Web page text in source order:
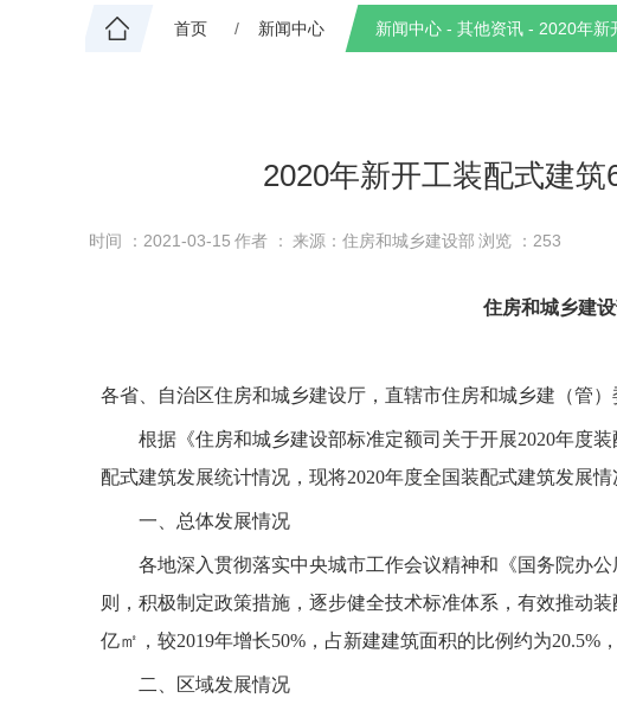
2020年新开工装配式建
时间 ：2021-03-15 作者 ： 来源：住房和城乡建设部 浏览 ： 253
住房和城乡建
各省、自治区住房和城乡建设厅，直辖市住房和城乡建（管
根据《住房和城乡建设部标准定额司关于开展2020年度装
配式建筑发展统计情况，现将2020年度全国装配式建筑发展情
一、总体发展情况
各地深入贯彻落实中央城市工作会议精神和《国务院办公
则，积极制定政策措施，逐步健全技术标准体系，有效推动
亿㎡，较2019年增长50%，占新建建筑面积的比例约为20.5%
二、区域发展情况
首页 新闻中心 新闻中心 - 其他资讯 - 2020年新